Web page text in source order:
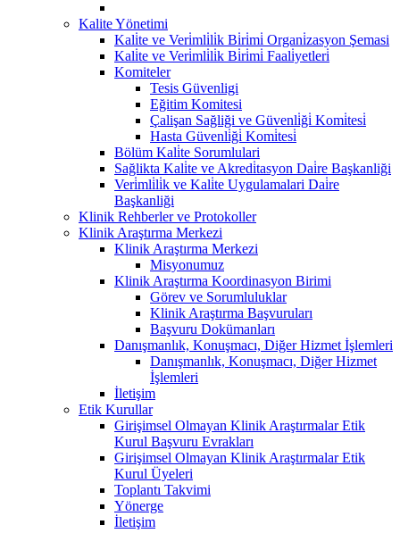
Kalite Yönetimi
Kali̇te ve Veri̇mli̇li̇k Bi̇ri̇mi̇ Organi̇zasyon Şemasi
Kali̇te ve Veri̇mli̇li̇k Bi̇ri̇mi̇ Faali̇yetleri̇
Komiteler
Tesis Güvenligi
Eğitim Komitesi
Çalişan Sağliği ve Güvenli̇ği̇ Komi̇tesi̇
Hasta Güvenli̇ği̇ Komi̇tesi̇
Bölüm Kali̇te Sorumlulari
Sağlikta Kali̇te ve Akredi̇tasyon Dai̇re Başkanliği
Veri̇mli̇li̇k ve Kali̇te Uygulamalari Dai̇re
Başkanliği
Klinik Rehberler ve Protokoller
Klinik Araştırma Merkezi
Klinik Araştırma Merkezi
Misyonumuz
Klinik Araştırma Koordinasyon Birimi
Görev ve Sorumluluklar
Klinik Araştırma Başvuruları
Başvuru Dokümanları
Danışmanlık, Konuşmacı, Diğer Hizmet İşlemleri
Danışmanlık, Konuşmacı, Diğer Hizmet
İşlemleri
İletişim
Etik Kurullar
Girişimsel Olmayan Klinik Araştırmalar Etik
Kurul Başvuru Evrakları
Girişimsel Olmayan Klinik Araştırmalar Etik
Kurul Üyeleri
Toplantı Takvimi
Yönerge
İletişim